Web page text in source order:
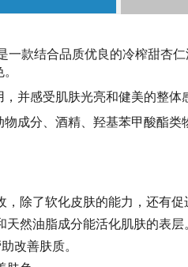
一款结合品质优良的冷榨甜杏
并感受肌肤光亮和健美的整体
成分、酒精、羟基苯甲酸酯类
，除了软化皮肤的能力，还有促
天然油脂成分能活化肌肤的表层
改善肤质。